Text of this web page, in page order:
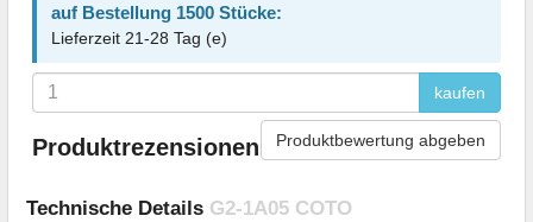
auf Bestellung 1500 Stücke:
Lieferzeit 21-28 Tag (e)
kaufen
Produktrezensionen Produktbewertung abgeben
Technische Details G2-1A05 COTO